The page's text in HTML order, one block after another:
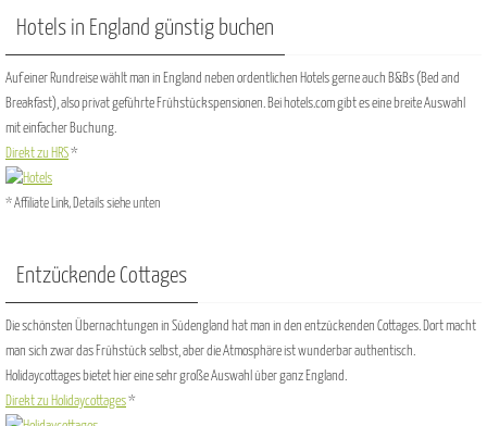
Hotels in England günstig buchen
Auf einer Rundreise wählt man in England neben ordentlichen Hotels gerne auch B&Bs (Bed and
Breakfast), also privat geführte Frühstückspensionen. Bei hotels.com gibt es eine breite Auswahl
mit einfacher Buchung.
Direkt zu HRS*
* Affiliate Link, Details siehe unten
Entzückende Cottages
Die schönsten Übernachtungen in Südengland hat man in den entzückenden Cottages. Dort macht
man sich zwar das Frühstück selbst, aber die Atmosphäre ist wunderbar authentisch.
Holidaycottages bietet hier eine sehr große Auswahl über ganz England.
Direkt zu Holidaycottages*